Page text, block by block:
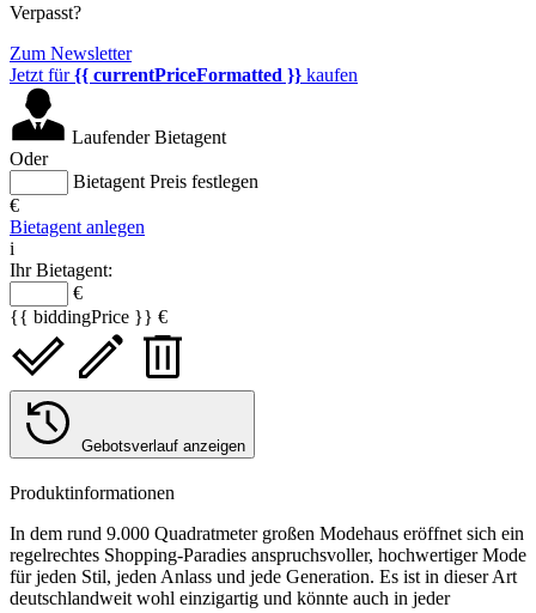
Verpasst?
Zum Newsletter
Jetzt für{{ currentPriceFormatted }} kaufen
Laufender Bietagent
Oder
Bietagent Preis festlegen
€
Bietagent anlegen
i
Ihr Bietagent:
€
{{ biddingPrice }} €
Gebotsverlauf anzeigen
Produktinformationen
In dem rund 9.000 Quadratmeter großen Modehaus eröffnet sich ein
regelrechtes Shopping-Paradies anspruchsvoller, hochwertiger Mode
für jeden Stil, jeden Anlass und jede Generation. Es ist in dieser Art
deutschlandweit wohl einzigartig und könnte auch in jeder